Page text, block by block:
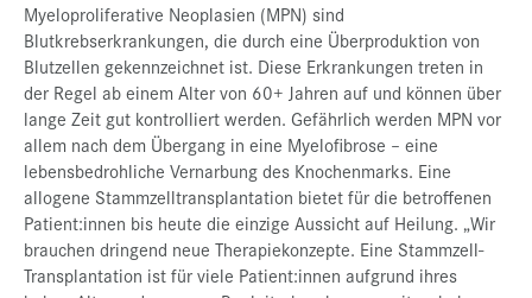
Myeloproliferative Neoplasien (MPN) sind
Blutkrebserkrankungen, die durch eine Überproduktion von
Blutzellen gekennzeichnet ist. Diese Erkrankungen treten in
der Regel ab einem Alter von 60+ Jahren auf und können über
lange Zeit gut kontrolliert werden. Gefährlich werden MPN vor
allem nach dem Übergang in eine Myelofibrose – eine
lebensbedrohliche Vernarbung des Knochenmarks. Eine
allogene Stammzelltransplantation bietet für die betroffenen
Patient:innen bis heute die einzige Aussicht auf Heilung. „Wir
brauchen dringend neue Therapiekonzepte. Eine Stammzell-
Transplantation ist für viele Patient:innen aufgrund ihres